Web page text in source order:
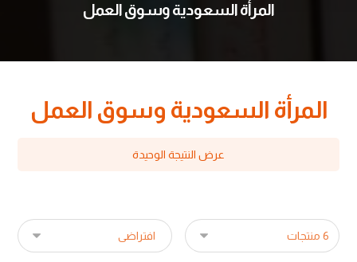
المرأة السعودية وسوق العمل
المرأة السعودية وسوق العمل
عرض النتيجة الوحيدة